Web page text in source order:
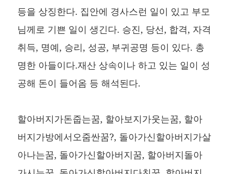
등을 상징한다. 집안에 경사스런 일이 있고 부모
님께로 기쁜 일이 생긴다. 승진, 당선, 합격, 자격
취득, 명예, 승리, 성공, 부귀공명 등이 있다. 총
명한 아들이다.재산 상속이나 하고 있는 일이 성
공해 돈이 들어옴 등 해석된다.
할아버지가돈줍는꿈, 할아보지가웃는꿈, 할아
버지가방에서오줌싼꿈?, 돌아가신할아버지가살
아나는꿈, 돌아가신할아버지꿈, 할아버지돌아